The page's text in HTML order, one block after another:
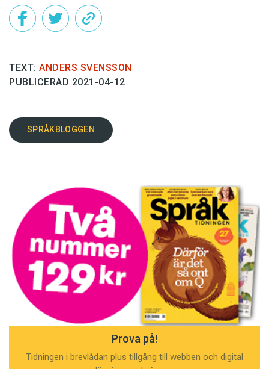
TEXT: ANDERS SVENSSON
PUBLICERAD 2021-04-12
SPRÅKBLOGGEN
Prova på!
Tidningen i brevlådan plus tillgång till webben och digital